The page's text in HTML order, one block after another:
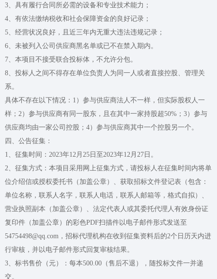
3、具有履行合同所必需的设备和专业技术能力；
4、有依法缴纳税收和社会保障资金的良好记录；
5、经营状况良好，且近三年内无重大违法违规记录；
6、未被列入公司供应商黑名单或已不在禁入期内。
7、本项目不接受联合投标体，不允许分包。
8、投标人之间不得存在单位负责人为同一人或者直接控股、管理关
系。
具体不存在以下情况：1）参与供应商法人不一样，但实际股权人一
样；2）参与供应商有同一股东，且在其中一家持股超50%；3）参与
供应商均由一家公司控股；4）参与供应商其中一个控股另一个。
四、公告征集：
1、征集时间：2023年12月25日至2023年12月27日。
2、征集方式：本项目采用网上征集方式，请投标人在征集时间内将单
位介绍信或授权委托书（加盖公章）、获取招标文件登记表（包含：
单位名称，联系人名字，联系人电话，联系人邮箱等，格式自拟）、
营业执照副本（加盖公章）、法定代表人或其委托代理人有效身份证
复印件（加盖公章）的彩色PDF扫描件以电子邮件形式发送至
54754498@qq.com，招标代理机构在收到征集资料后的2个日历天内进
行审核，并以电子邮件形式回复审核结果。
3、标书售价（元）：每本500.00（售后不退），随投标文件一并递
交。